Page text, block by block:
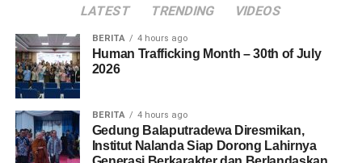
LATEST TRENDING VIDEOS
BERITA 4 hours ago
Human Trafficking Month – 30th of July
2026
BERITA 4 hours ago
Gedung Balaputradewa Diresmikan,
Institut Nalanda Siap Dorong Lahirnya